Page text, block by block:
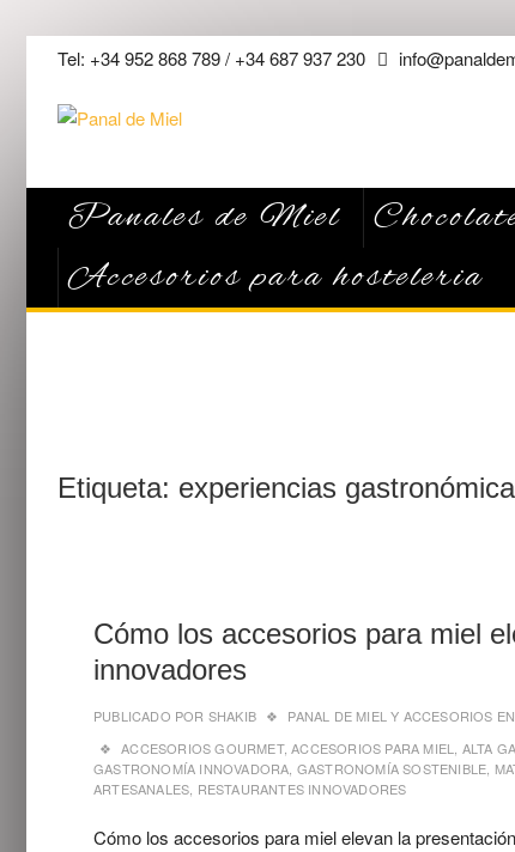
Saltar
contenido
Tel: +34 952 868 789 / +34 687 937 230
Panales de Miel
Accesorios para hosteleria
Etiqueta: experiencias
Cómo los accesorios para miel
innovadores
PUBLICADO POR SHAKIB
PANAL DE MIEL Y ACCESORIOS
ACCESORIOS GOURMET,ACCESORIOS PARA MIEL ALTA
GASTRONOMÍA INNOVADORA GASTRONOMÍA SOSTENIBLE
ARTESANALES RESTAURANTES INNOVADORES
Cómo los accesorios para miel elevan la